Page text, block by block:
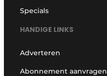
Specials
HANDIGE LINKS
Adverteren
Abonnement aanvragen